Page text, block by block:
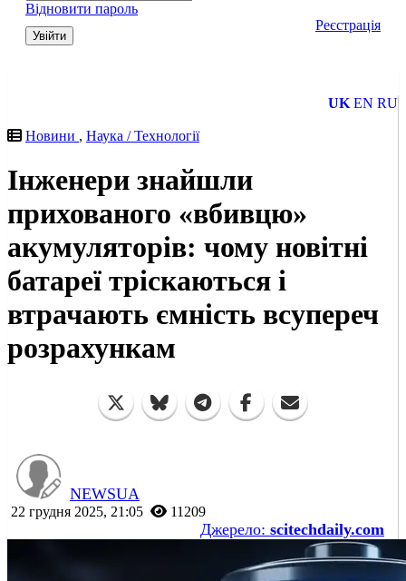
Відновити пароль
Увійти
Реєстрація
UK EN RU
Новини , Наука / Технології
Інженери знайшли
прихованого «вбивцю»
акумуляторів: чому новітні
батареї тріскаються і
втрачають ємність всупереч
розрахункам
NEWSUA
22 грудня 2025, 21:05 11209
Джерело: scitechdaily.com